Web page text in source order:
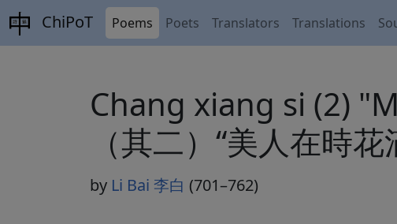
ChiPoT Poems Poets Translators Translations
Chang xiang si (2)
（其二）“美人在時花
by Li Bai 李白 (701–762)